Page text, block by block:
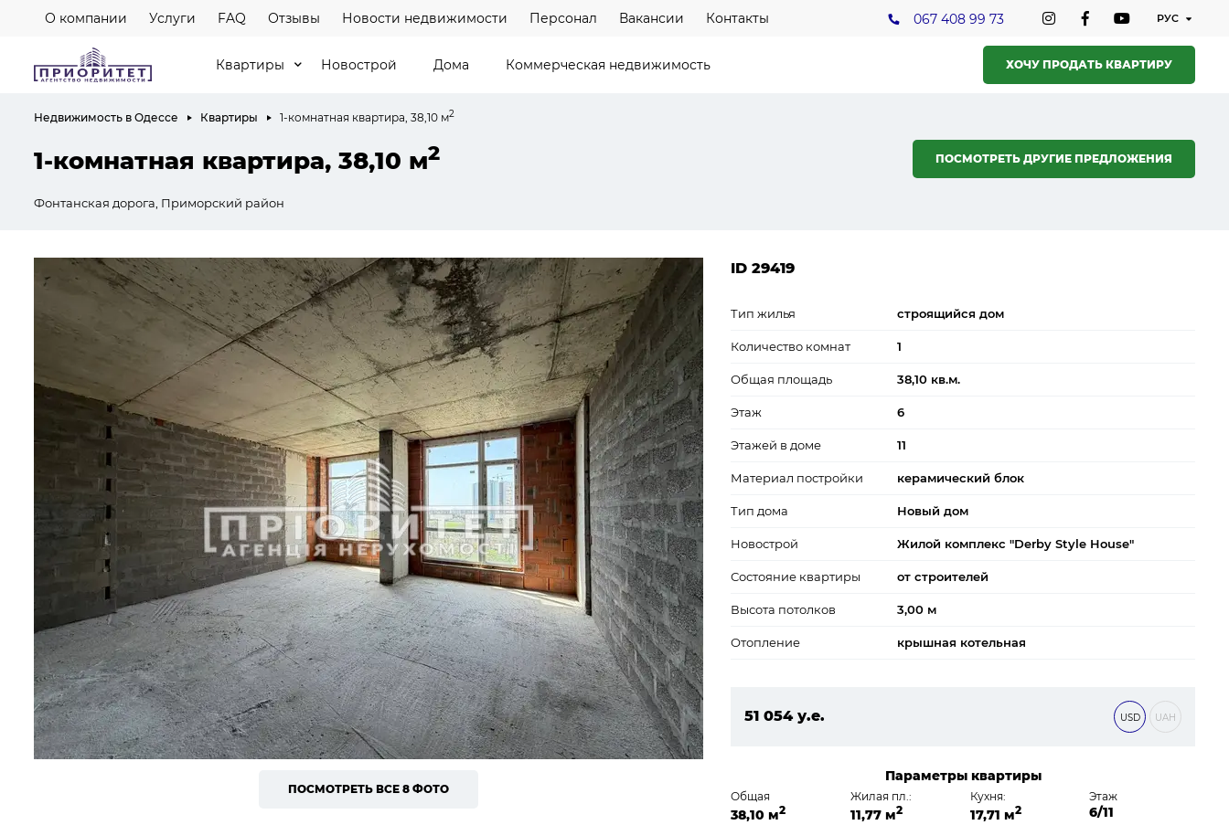
О компании Услуги FAQ Отзывы Новости недвижимости Персонал Вакансии Контакты 067 408 99 73
Квартиры Новострой Дома Коммерческая недвижимость ХОЧУ ПРОДАТЬ КВАРТИРУ
Недвижимость в Одессе Квартиры 1-комнатная квартира, 38,10 м2
1-комнатная квартира, 38,10 м2
Фонтанская дорога, Приморский район
ПОСМОТРЕТЬ ДРУГИЕ ПРЕДЛОЖЕНИЯ
ПОСМОТРЕТЬ ВСЕ 8 ФОТО
ID 29419
Тип жилья строящийся дом
Количество комнат 1
Общая площадь 38,10 кв.м.
Этаж 6
Этажей в доме 11
Материал постройки керамический блок
Тип дома Новый дом
Новострой Жилой комплекс "Derby Style House"
Состояние квартиры от строителей
Высота потолков 3,00 м
Отопление крышная котельная
51 054 у.е.
USD UAH
Параметры квартиры
Общая
38,10 м2
Жилая пл.:
11,77 м2
Кухня:
17,71 м2
Этаж
6/11